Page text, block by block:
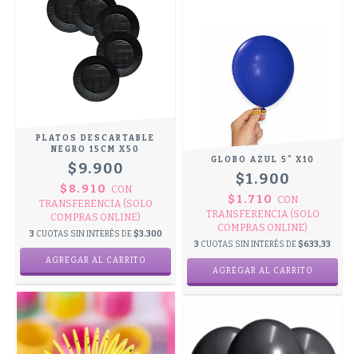
PLATOS DESCARTABLE
NEGRO 15CM X50
$9.900
$8.910
CON
TRANSFERENCIA (SOLO
COMPRAS ONLINE)
3 CUOTAS SIN INTERÉS DE $3.300
GLOBO AZUL 5" X10
$1.900
$1.710
CON
TRANSFERENCIA (SOLO
COMPRAS ONLINE)
3 CUOTAS SIN INTERÉS DE $633,33